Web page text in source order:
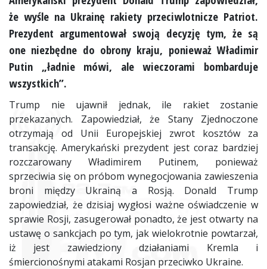
że wyśle na Ukrainę rakiety przeciwlotnicze Patriot.
Prezydent argumentował swoją decyzję tym, że są
one niezbędne do obrony kraju, ponieważ Władimir
Putin „ładnie mówi, ale wieczorami bombarduje
wszystkich”.
Trump nie ujawnił jednak, ile rakiet zostanie
przekazanych. Zapowiedział, że Stany Zjednoczone
otrzymają od Unii Europejskiej zwrot kosztów za
transakcję. Amerykański prezydent jest coraz bardziej
rozczarowany Władimirem Putinem, ponieważ
sprzeciwia się on próbom wynegocjowania zawieszenia
broni między Ukrainą a Rosją. Donald Trump
zapowiedział, że dzisiaj wygłosi ważne oświadczenie w
sprawie Rosji, zasugerował ponadto, że jest otwarty na
ustawę o sankcjach po tym, jak wielokrotnie powtarzał,
iż jest zawiedziony działaniami Kremla i
śmiercionośnymi atakami Rosjan przeciwko Ukraine.